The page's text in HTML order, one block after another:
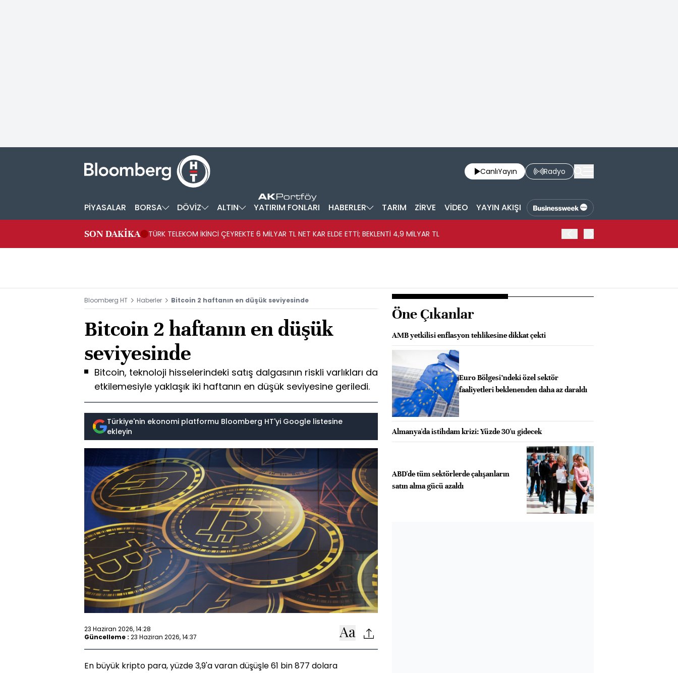
CanlıYayın Radyo
PİYASALAR BORSA DÖVİZ ALTIN YATIRIM FONLARI HABERLER TARIM ZİRVE VİDEO YAYIN AKIŞI
SON DAKİKA TÜRK TELEKOM İKİNCİ ÇEYREKTE 6 MİLYAR TL NET KAR ELDE ETTİ; BEKLENTİ 4,9 MİLYAR TL
Bloomberg HT Haberler Bitcoin 2 haftanın en düşük seviyesinde
Bitcoin 2 haftanın en düşük
seviyesinde
Bitcoin, teknoloji hisselerindeki satış dalgasının riskli varlıkları da
etkilemesiyle yaklaşık iki haftanın en düşük seviyesine geriledi.
Türkiye'nin ekonomi platformu Bloomberg HT'yi Google listesine
ekleyin
23 Haziran 2026, 14:28
Güncelleme : 23 Haziran 2026, 14:37
En büyük kripto para, yüzde 3,9'a varan düşüşle 61 bin 877 dolara
Öne Çıkanlar
AMB yetkilisi enflasyon tehlikesine dikkat çekti
Euro Bölgesi’ndeki özel sektör
faaliyetleri beklenenden daha az daraldı
Almanya'da istihdam krizi: Yüzde 30'u gidecek
ABD'de tüm sektörlerde çalışanların
satın alma gücü azaldı